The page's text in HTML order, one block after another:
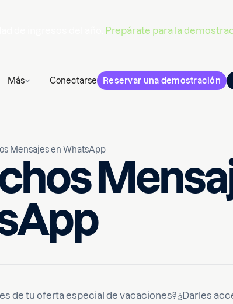
Prepárate para la
Más Conectarse Reservar una demostración
Mensajes en WhatsApp
de tu oferta especial de vacaciones? ¿Darles